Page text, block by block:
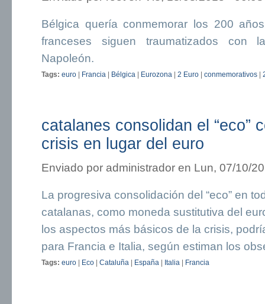
Bélgica quería conmemorar los 200
franceses siguen traumatizados con
Napoleón.
Tags: euro | Francia | Bélgica | Eurozona | 2 Euro | conmemorativos |
catalanes consolidan el “eco”
crisis en lugar del euro
Enviado por administrador en Lun, 07/10/
La progresiva consolidación del “eco” en
catalanas, como moneda sustitutiva del
los aspectos más básicos de la crisis,
para Francia e Italia, según estiman los
Tags: euro | Eco | Cataluña | España | Italia | Francia